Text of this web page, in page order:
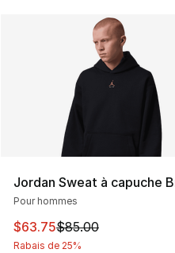
Jordan Sweat à capuche
Pour hommes
Cet article est en solde.
$63.75$85.00
Rabais de 25%